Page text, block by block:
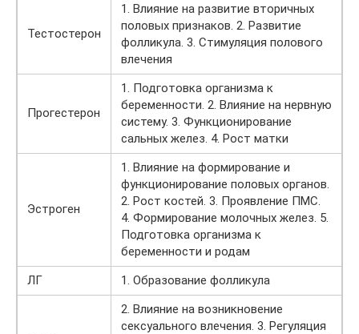
Тестостерон
1. Влияние на развитие вторичных
половых признаков. 2. Развитие
фолликула. 3. Стимуляция полового
влечения
Прогестерон
1. Подготовка организма к
беременности. 2. Влияние на нервную
систему. 3. Функционирование
сальных желез. 4. Рост матки
Эстроген
1. Влияние на формирование и
функционирование половых органов.
2. Рост костей. 3. Проявление ПМС.
4. Формирование молочных желез. 5.
Подготовка организма к
беременности и родам
ЛГ
1. Образование фолликула
2. Влияние на возникновение
сексуального влечения. 3. Регуляция